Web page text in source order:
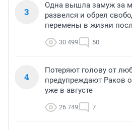
3
Одна вышла замуж за
развелся и обрел
перемены в жизни
30 499 50
4
Потеряют голову от
предупреждают Раков
уже в августе
26 749 7